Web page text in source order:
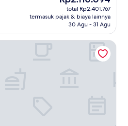
sekarang
Rp2.116.094
total Rp2.401.767
termasuk pajak & biaya lainnya
30 Agu - 31 Agu
Westshore/Airport